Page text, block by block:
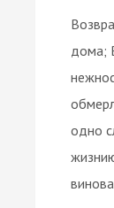
дома;
одно